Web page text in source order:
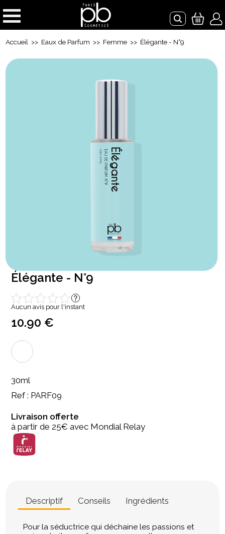
Accueil >> Eaux de Parfum >> Femme >> Élégante - N°9
Élégante - N°9
Aucun avis pour l'instant
10.90 €
30ml
Ref : PARF09
Livraison offerte
à partir de 25€ avec Mondial Relay
Descriptif Conseils Ingrédients
Pour la séductrice qui déchaine les passions et